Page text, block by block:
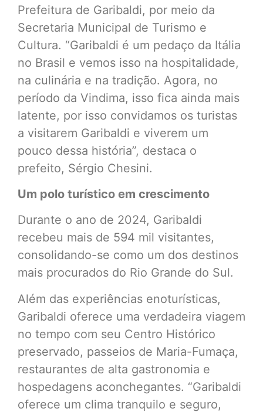
Prefeitura de Garibaldi, por meio da
Secretaria Municipal de Turismo e
Cultura. “Garibaldi é um pedaço da Itália
no Brasil e vemos isso na hospitalidade,
na culinária e na tradição. Agora, no
período da Vindima, isso fica ainda mais
latente, por isso convidamos os turistas
a visitarem Garibaldi e viverem um
pouco dessa história”, destaca o
prefeito, Sérgio Chesini.
Um polo turístico em crescimento
Durante o ano de 2024, Garibaldi
recebeu mais de 594 mil visitantes,
consolidando-se como um dos destinos
mais procurados do Rio Grande do Sul.
Além das experiências enoturísticas,
Garibaldi oferece uma verdadeira viagem
no tempo com seu Centro Histórico
preservado, passeios de Maria-Fumaça,
restaurantes de alta gastronomia e
hospedagens aconchegantes. “Garibaldi
oferece um clima tranquilo e seguro,